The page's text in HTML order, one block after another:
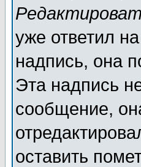
уже ответил
надпись, она
Эта надпись
сообщение,
оставить